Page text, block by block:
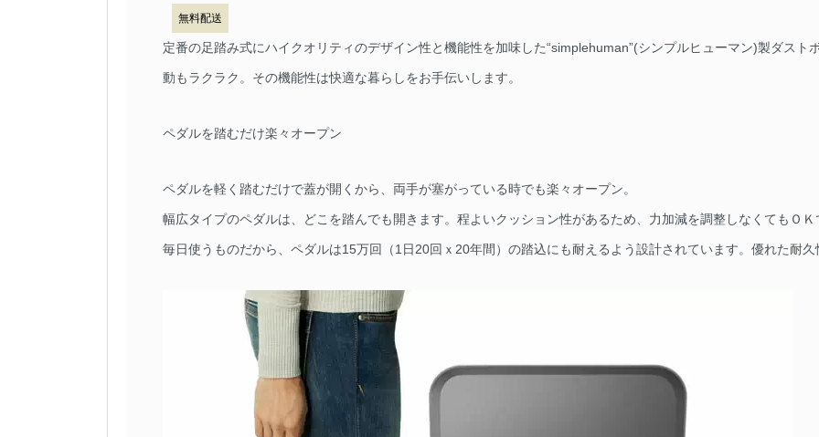
無料配送
定番の足踏み式にハイクオリティのデザイン性と機能性を加味した“simplehuman”(シンプルヒューマン)製ダスト
動もラクラク。その機能性は快適な暮らしをお手伝いします。
ペダルを踏むだけ楽々オープン
ペダルを軽く踏むだけで蓋が開くから、両手が塞がっている時でも楽々オープン。
幅広タイプのペダルは、どこを踏んでも開きます。程よいクッション性があるため、力加減を調整しなくてもＯＫ
毎日使うものだから、ペダルは15万回（1日20回ｘ20年間）の踏込にも耐えるよう設計されています。優れた耐